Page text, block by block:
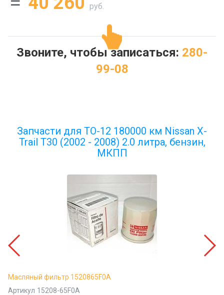
руб.
Звоните, чтобы записаться: 280-
99-08
Запчасти для ТО-12 180000 км Nissan X-
Trail T30 (2002 - 2008) 2.0 литра, бензин,
МКПП
Масляный фильтр 1520865F0A
Артикул 15208-65F0A